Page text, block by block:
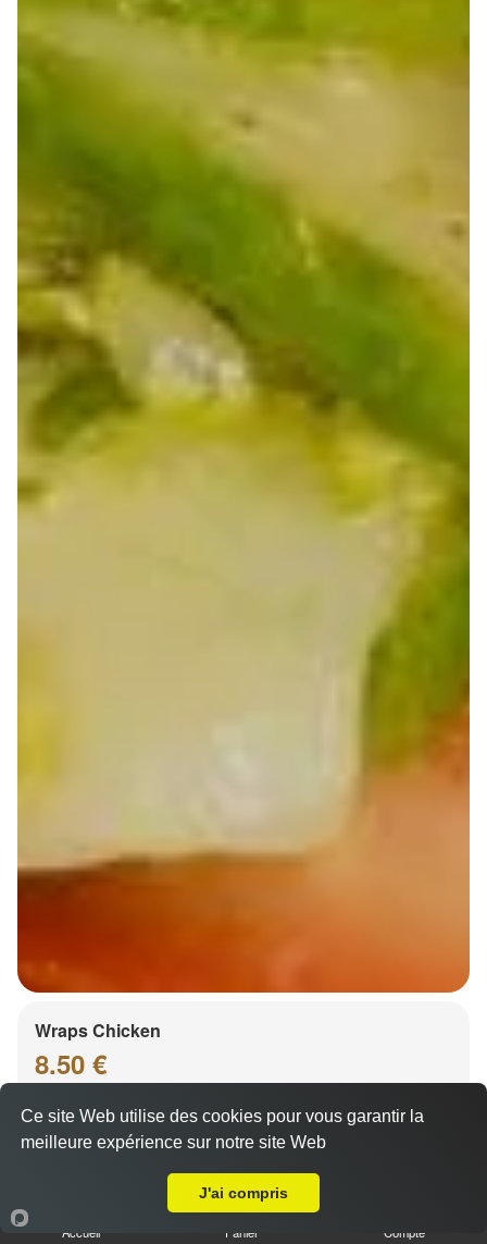
Wraps Chicken
8.50 €
Salade, tomates
Accueil Panier Compte
Ce site Web utilise des cookies pour vous garantir la
meilleure expérience sur notre site Web
J'ai compris